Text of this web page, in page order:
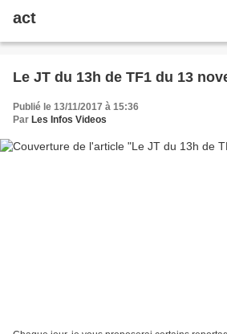
act
Le JT du 13h de TF1 du 13
Publié le 13/11/2017 à 15:36
Par Les Infos Videos